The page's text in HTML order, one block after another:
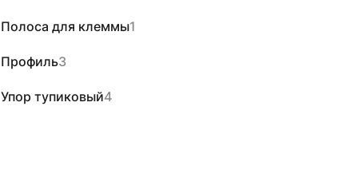
Полоса для клеммы1
Профиль3
Упор тупиковый4